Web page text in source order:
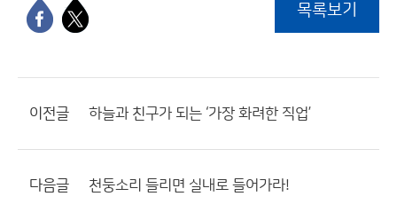
목록보기
이전글 하늘과 친구가 되는 ‘가장 화려한 직업’
다음글 천둥소리 들리면 실내로 들어가라!